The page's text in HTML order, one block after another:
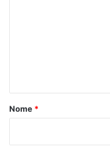
rNome *